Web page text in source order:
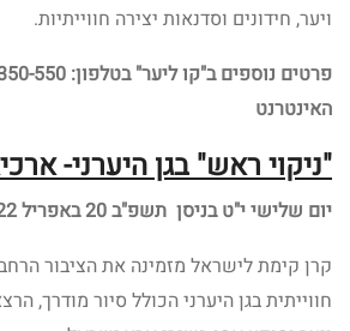
ויער, חידונים וסדנאות יצירה חווייתיות.
פרטים נוספים
האינטרנט
"ניקוי ראש" בגן היערני-
יום שלישי י"ט בניסן תשפ"ב 20 באפריל 2022
קרן קימת לישראל מזמינה את הציבור
חווייתית בגן היערני הכולל סיור מודרך,